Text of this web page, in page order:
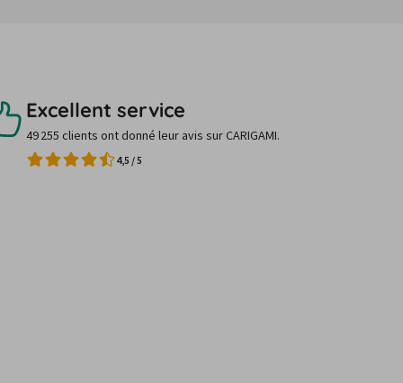
Excellent service
49 255 clients ont donné leur avis sur CARIGAMI.
4,5 /5